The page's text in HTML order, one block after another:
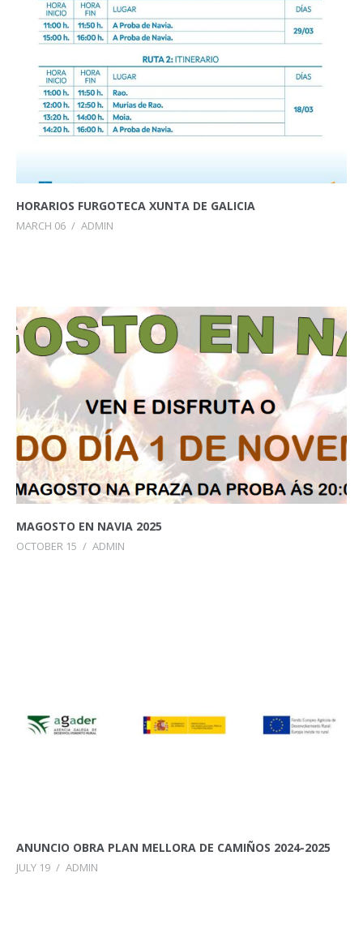
HORARIOS FURGOTECA XUNTA DE GALICIA
MARCH 06 / ADMIN
MAGOSTO EN NAVIA 2025
OCTOBER 15 / ADMIN
ANUNCIO OBRA PLAN MELLORA DE CAMIÑOS 2024-2025
JULY 19 / ADMIN